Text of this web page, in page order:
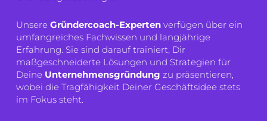
UnsereGründercoach-Experten verfügen über ein
umfangreiches Fachwissen und langjährige
Erfahrung. Sie sind darauf trainiert, Dir
maßgeschneiderte Lösungen und Strategien für
Deine Unternehmensgründung zu präsentieren,
wobei die Tragfähigkeit Deiner Geschäftsidee stets
im Fokus steht.